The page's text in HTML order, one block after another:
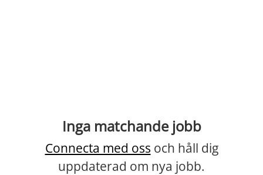
Inga matchande jobb
Connecta med oss och håll dig
uppdaterad om nya jobb.